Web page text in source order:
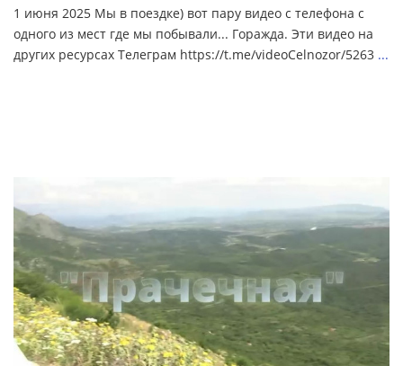
1 июня 2025 Мы в поездке) вот пару видео с телефона с
одного из мест где мы побывали... Горажда. Эти видео на
других ресурсах Телеграм https://t.me/videoCelnozor/5263 ...